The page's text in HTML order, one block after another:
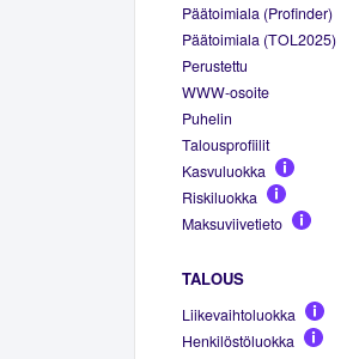
Päätoimiala (Profinder)
Päätoimiala (TOL2025)
Perustettu
WWW-osoite
Puhelin
Talousprofiilit
Kasvuluokka
Riskiluokka
Maksuviivetieto
TALOUS
Liikevaihtoluokka
Henkilöstöluokka